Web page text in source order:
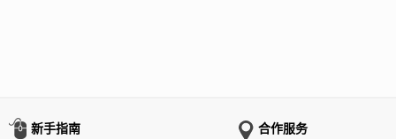
新手指南 合作服务